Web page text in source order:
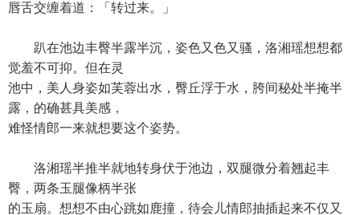
唇舌交缠着道：「转过来。」
趴在池边丰臀半露半沉，姿色又色又骚，洛湘瑶想想都
觉羞不可抑。但在灵
池中，美人身姿如芙蓉出水，臀丘浮于水，胯间秘处半掩半
露，的确甚具美感，
难怪情郎一来就想要这个姿势。
洛湘瑶半推半就地转身伏于池边，双腿微分着翘起丰
臀，两条玉腿像柄半张
的玉扇。想想不由心跳如鹿撞，待会儿情郎抽插起来不仅又